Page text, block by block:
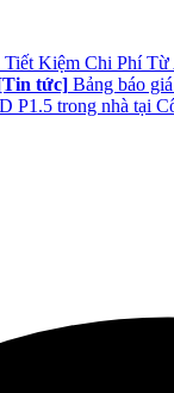
Kiệm Chi Phí Từ
tức] Bảng báo
P1.5 trong nhà tại